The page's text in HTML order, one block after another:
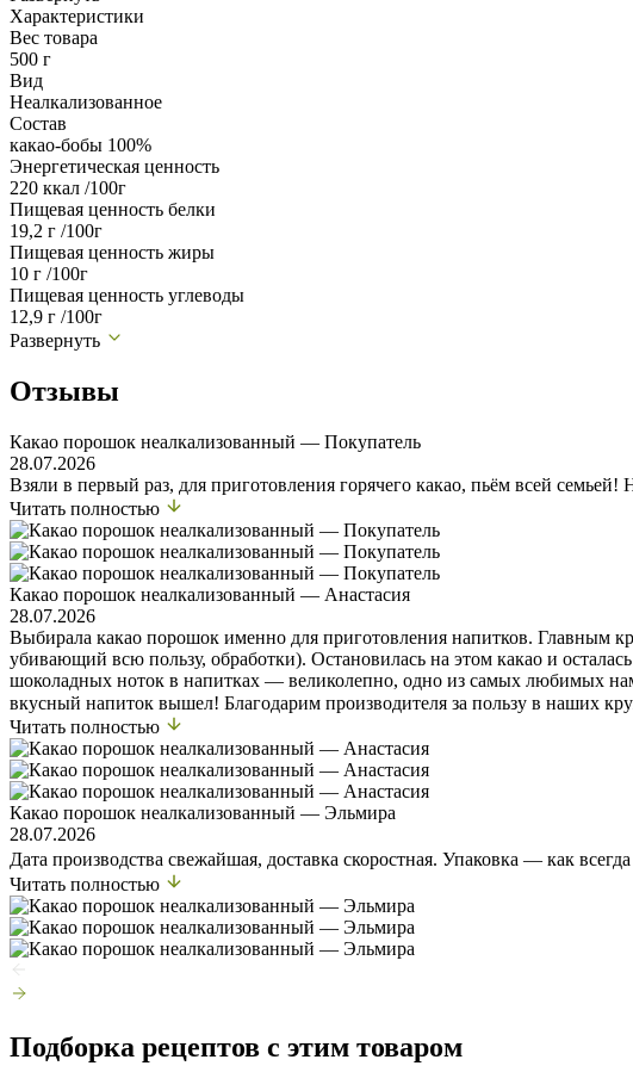
Характеристики
Вес товара
500 г
Вид
Неалкализованное
Состав
какао-бобы 100%
Энергетическая ценность
220 ккал /100г
Пищевая ценность белки
19,2 г /100г
Пищевая ценность жиры
10 г /100г
Пищевая ценность углеводы
12,9 г /100г
Развернуть
Отзывы
Какао порошок неалкализованный — Покупатель
28.07.2026
Взяли в первый раз, для приготовления горячего какао, пьём всей
Читать полностью
Какао порошок неалкализованный — Анастасия
28.07.2026
Выбирала какао порошок именно для приготовления напитков. Главным
убивающий всю пользу, обработки). Остановилась на этом какао и
шоколадных ноток в напитках — великолепно, одно из самых любимых
вкусный напиток вышел! Благодарим производителя за пользу в наших
Читать полностью
Какао порошок неалкализованный — Эльмира
28.07.2026
Дата производства свежайшая, доставка скоростная. Упаковка — как
Читать полностью
Подборка рецептов с этим товаром